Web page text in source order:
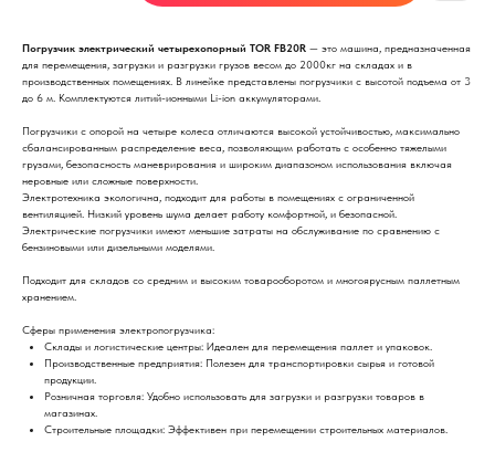
Погрузчик электрический четырехопорный TOR FB20R — это машина, предназначенная
для перемещения, загрузки и разгрузки грузов весом до 2000кг на складах и в
производственных помещениях. В линейке представлены погрузчики с высотой подъема от 3
до 6 м. Комплектуются литий-ионными Li-ion аккумуляторами.
Погрузчики с опорой на четыре колеса отличаются высокой устойчивостью, максимально
сбалансированным распределение веса, позволяющим работать с особенно тяжелыми
грузами, безопасность маневрирования и широким диапазоном использования включая
неровные или сложные поверхности.
Электротехника экологична, подходит для работы в помещениях с ограниченной
вентиляцией. Низкий уровень шума делает работу комфортной, и безопасной.
Электрические погрузчики имеют меньшие затраты на обслуживание по сравнению с
бензиновыми или дизельными моделями.
Подходит для складов со средним и высоким товарооборотом и многоярусным паллетным
хранением.
Сферы применения электропогрузчика:
Склады и логистические центры: Идеален для перемещения паллет и упаковок.
Производственные предприятия: Полезен для транспортировки сырья и готовой
продукции.
Розничная торговля: Удобно использовать для загрузки и разгрузки товаров в
магазинах.
Строительные площадки: Эффективен при перемещении строительных материалов.